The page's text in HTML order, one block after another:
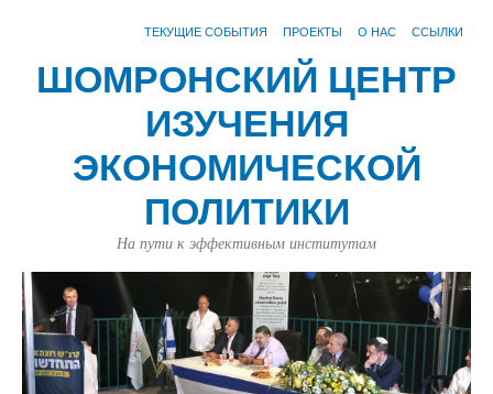
ТЕКУЩИЕ СОБЫТИЯ ПРОЕКТЫ О НАС ССЫЛКИ
ШОМРОНСКИЙ ЦЕНТР
ИЗУЧЕНИЯ
ЭКОНОМИЧЕСКОЙ
ПОЛИТИКИ
На пути к эффективным институтам